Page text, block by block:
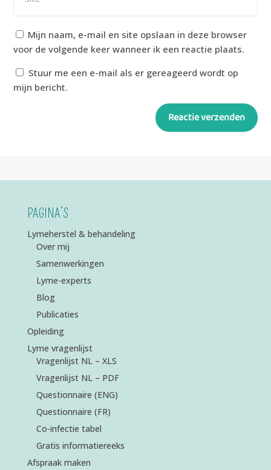
Mijn naam, e-mail en site opslaan in deze browser
voor de volgende keer wanneer ik een reactie plaats.
Stuur me een e-mail als er gereageerd wordt op
mijn bericht.
Reactie verzenden
PAGINA’S
Lymeherstel & behandeling
Over mij
Samenwerkingen
Lyme-experts
Blog
Publicaties
Opleiding
Lyme vragenlijst
Vragenlijst NL – XLS
Vragenlijst NL – PDF
Questionnaire (ENG)
Questionnaire (FR)
Co-infectie tabel
Gratis informatiereeks
Afspraak maken